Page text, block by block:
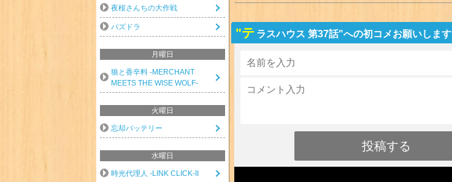
"テ ラスハウス 第37話"への初コメお願いします
夜桜さんちの大作戦
パズドラ
月曜日
狼と香辛料 -MERCHANT
MEETS THE WISE WOLF-
火曜日
忘却バッテリー
水曜日
時光代理人 -LINK CLICK-II